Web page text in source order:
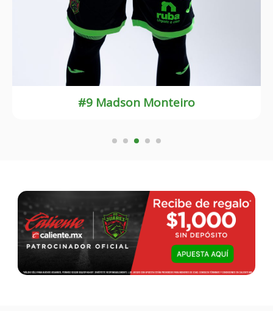
#8 Guilherme Castilho